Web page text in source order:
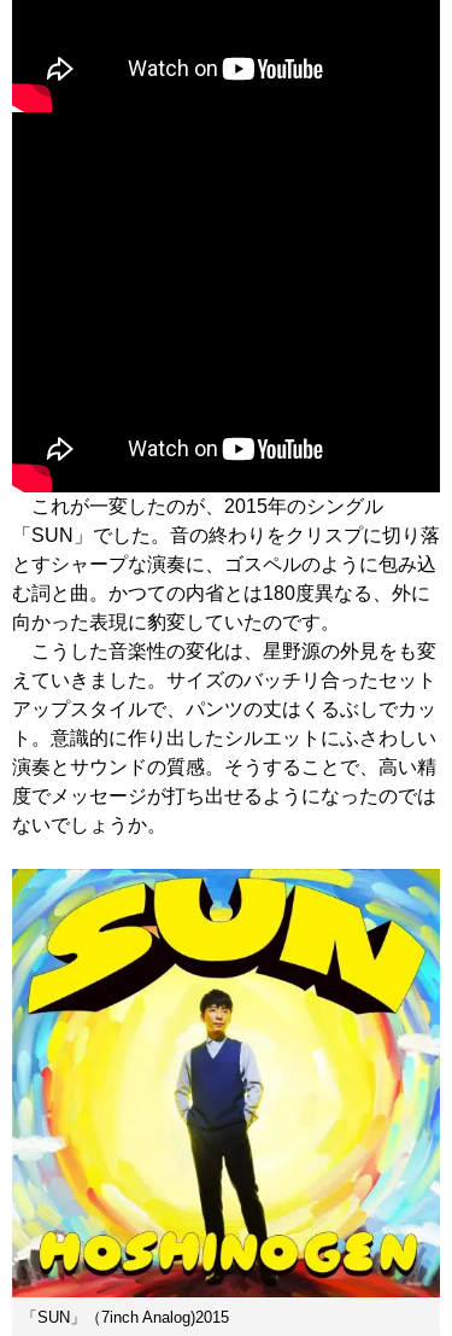
これが一変したのが、2015年のシングル
「SUN」でした。音の終わりをクリスプに切り落
とすシャープな演奏に、ゴスペルのように包み込
む詞と曲。かつての内省とは180度異なる、外に
向かった表現に豹変していたのです。
こうした音楽性の変化は、星野源の外見をも変
えていきました。サイズのバッチリ合ったセット
アップスタイルで、パンツの丈はくるぶしでカッ
ト。意識的に作り出したシルエットにふさわしい
演奏とサウンドの質感。そうすることで、高い精
度でメッセージが打ち出せるようになったのでは
ないでしょうか。
「SUN」（7inch Analog)2015